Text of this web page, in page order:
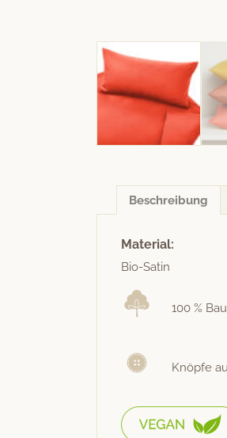
Beschreibung
Material:
Bio-Satin
100 %
Knöpfe